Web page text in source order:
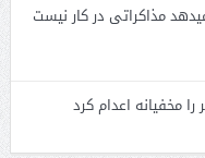
مذاکراتی در کار نیست
مخفیانه اعدام کرد